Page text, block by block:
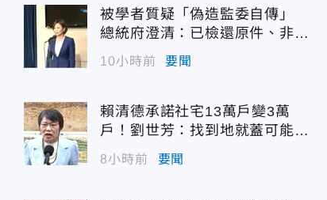
被學者質疑「偽造監委自傳」
總統府澄清：已檢還原件、非府
方提供
10小時前 要聞
賴清德承諾社宅13萬戶變3萬
戶！劉世芳：找到地就蓋可能變
空餘屋
8小時前 要聞